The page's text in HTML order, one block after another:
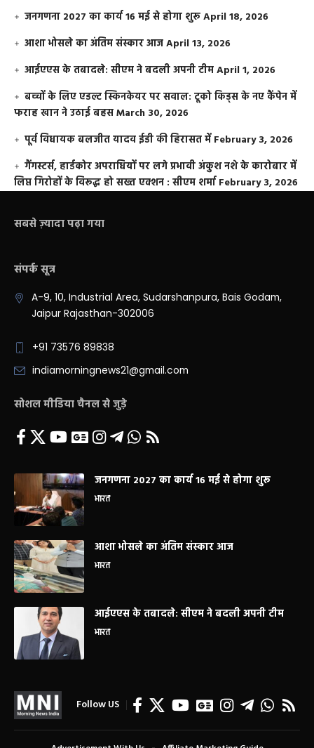
जनगणना 2027 का कार्य 16 मई से होगा शुरूApril 18, 2026
आशा भोसले का अंतिम संस्कार आजApril 13, 2026
आईएएस के तबादले: सीएम ने बदली अपनी टीमApril 1, 2026
बच्चों के लिए एडल्ट स्किनकेयर पर सवाल: टूको किड्स के नए कैंपेन में
फराह खान ने उठाई बहसMarch 30, 2026
पूर्व विधायक बलजीत यादव ईडी की हिरासत में February 3, 2026
गैंगस्टर्स, हार्डकोर अपराधियों पर लगे प्रभावी अंकुश नशे के कारोबार में
लिप्त गिरोहों के विरूद्ध हो सख्त एक्शन : सीएम शर्मा February 3, 2026
सबसे ज़्यादा पढ़ा गया
संपर्क सूत्र
A-9, 10, Industrial Area, Sudarshanpura, Bais Godam,
Jaipur Rajasthan-302006
+91 73576 89838
indiamorningnews21@gmail.com
सोशल मीडिया चैनल से जुड़े
जनगणना 2027 का कार्य 16 मई से होगा शुरू
भारत
आशा भोसले का अंतिम संस्कार आज
भारत
आईएएस के तबादले: सीएम ने बदली अपनी टीम
भारत
Follow US